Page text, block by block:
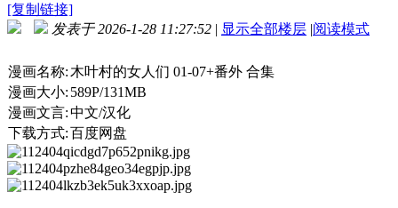
[复制链接]
发表于 2026-1-28 11:27:52 | 显示全部楼层 |阅读模式
漫画名称: 木叶村的女人们 01-07+番外 合集
漫画大小: 589P/131MB
漫画文言:中文/汉化
下载方式:百度网盘